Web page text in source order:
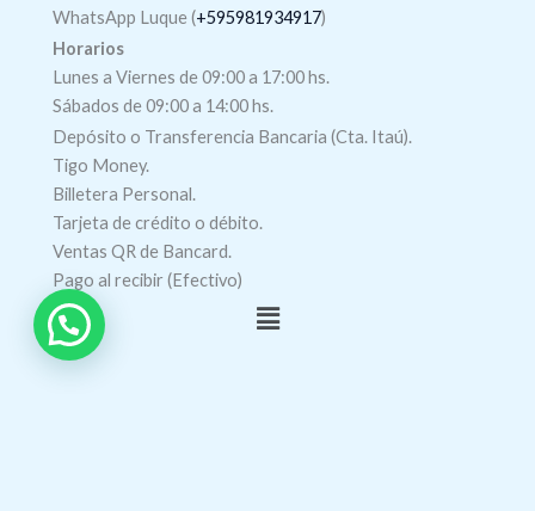
WhatsApp Luque (+595981934917)
Horarios
Lunes a Viernes de 09:00 a 17:00 hs.
Sábados de 09:00 a 14:00 hs.
Depósito o Transferencia Bancaria (Cta. Itaú).
Tigo Money.
Billetera Personal.
Tarjeta de crédito o débito.
Ventas QR de Bancard.
Pago al recibir (Efectivo)
Menú